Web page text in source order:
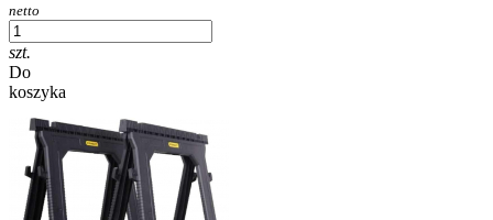
netto
szt.
Do
koszyka